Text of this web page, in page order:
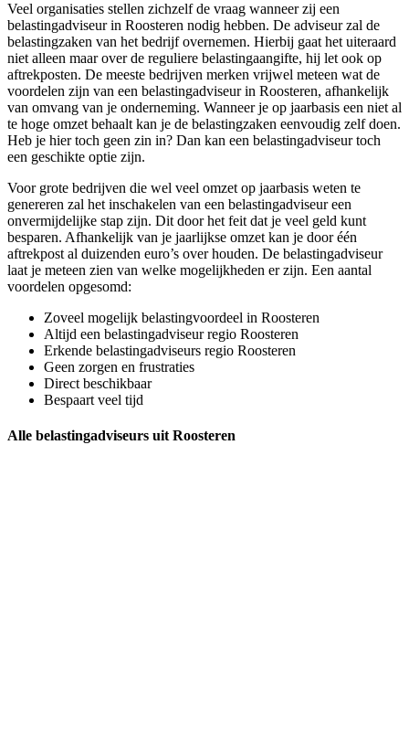
Veel organisaties stellen zichzelf de vraag wanneer zij een
belastingadviseur in Roosteren nodig hebben. De adviseur zal de
belastingzaken van het bedrijf overnemen. Hierbij gaat het uiteraard
niet alleen maar over de reguliere belastingaangifte, hij let ook op
aftrekposten. De meeste bedrijven merken vrijwel meteen wat de
voordelen zijn van een belastingadviseur in Roosteren, afhankelijk
van omvang van je onderneming. Wanneer je op jaarbasis een niet al
te hoge omzet behaalt kan je de belastingzaken eenvoudig zelf doen.
Heb je hier toch geen zin in? Dan kan een belastingadviseur toch
een geschikte optie zijn.
Voor grote bedrijven die wel veel omzet op jaarbasis weten te
genereren zal het inschakelen van een belastingadviseur een
onvermijdelijke stap zijn. Dit door het feit dat je veel geld kunt
besparen. Afhankelijk van je jaarlijkse omzet kan je door één
aftrekpost al duizenden euro’s over houden. De belastingadviseur
laat je meteen zien van welke mogelijkheden er zijn. Een aantal
voordelen opgesomd:
Zoveel mogelijk belastingvoordeel in Roosteren
Altijd een belastingadviseur regio Roosteren
Erkende belastingadviseurs regio Roosteren
Geen zorgen en frustraties
Direct beschikbaar
Bespaart veel tijd
Alle belastingadviseurs uit Roosteren